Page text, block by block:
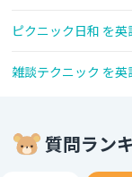
ピクニック日和 を英
雑談テクニック を英
質問ラン